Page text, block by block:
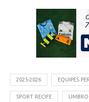
2025-2026 EQUIPES
SPORT RECIFE UMBRO